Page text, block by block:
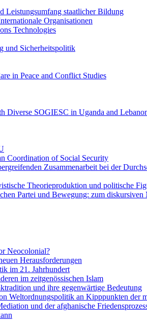
staatlicher Bildung
Organisationen
Technologies
und Sicherheitspolitik
in Peace and Conflict Studies
Diverse SOGIESC in Uganda and
Coordination of Social Security
Zusammenarbeit bei der
Theorieproduktion und politische
Partei und Bewegung: zum diskursiven
Neocolonial?
Herausforderungen
im 21. Jahrhundert
im zeitgenössischen Islam
und ihre gegenwärtige Bedeutung
Weltordnungspolitik an Kipppunkten der
und der afghanische